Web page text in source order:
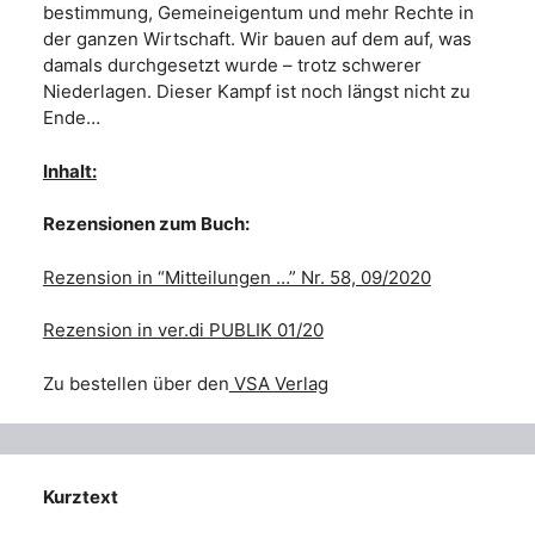
bestimmung, Gemeineigentum und mehr Rechte in
der ganzen Wirtschaft. Wir bauen auf dem auf, was
damals durchgesetzt wurde – trotz schwerer
Niederlagen. Dieser Kampf ist noch längst nicht zu
Ende…
Inhalt:
Rezensionen zum Buch:
Rezension in “Mitteilungen …” Nr. 58, 09/2020
Rezension in ver.di PUBLIK 01/20
Zu bestellen über den VSA Verlag
Kurztext